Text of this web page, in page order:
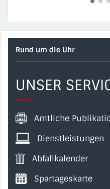
Rund um die Uhr
UNSER
Amtliche
Dienstleistungen
Abfallkalender
Spartageskarte